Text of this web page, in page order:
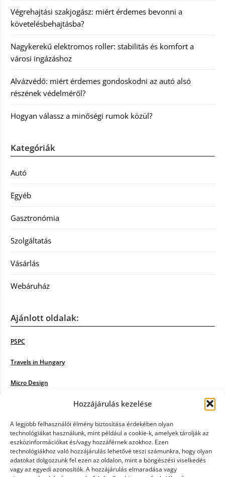
Hozzájárulás kezelése
A legjobb felhasználói élmény biztosítása érdekében olyan
technológiákat használunk, mint például a cookie-k, amelyek tárolják az
eszközinformációkat és/vagy hozzáférnek azokhoz. Ezen
technológiákhoz való hozzájárulás lehetővé teszi számunkra, hogy olyan
adatokat dolgozzunk fel ezen az oldalon, mint a böngészési viselkedés
vagy az egyedi azonosítók. A hozzájárulás elmaradása vagy
Végrehajtási szakjogász: miért érdemes bevonni a
követelésbehajtásba?
Nagykerekű elektromos roller: stabilitás és komfort a
városi ingázáshoz
Alvázvédő: miért érdemes gondoskodni az autó alsó
részének védelméről?
Hogyan válassz a minőségi rumok közül?
Kategóriák
Autó
Egyéb
Gasztronómia
Szolgáltatás
Vásárlás
Webáruház
Ajánlott oldalak:
PSPC
Travels in Hungary
Micro Design
Poiwiki
Öntözőrendszer
Jazz Steps